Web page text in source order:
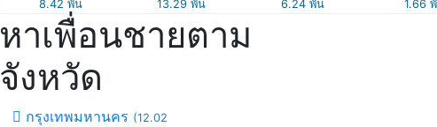
8.42 พัน
13.29 พัน 6.24 พัน 1.66
หาเพื่อนชายตาม
จังหวัด
กรุงเทพมหานคร (12.02